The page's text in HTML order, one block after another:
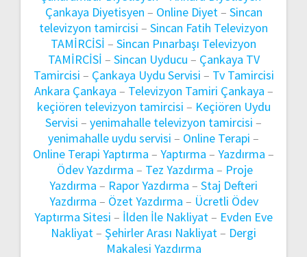
Çankaya Diyetisyen – Online Diyet– Sincan
televizyon tamircisi – Sincan Fatih Televizyon
TAMİRCİSİ – Sincan Pınarbaşı Televizyon
TAMİRCİSİ – Sincan Uyducu – Çankaya TV
Tamircisi – Çankaya Uydu Servisi – Tv Tamircisi
Ankara Çankaya – Televizyon Tamiri Çankaya –
keçiören televizyon tamircisi – Keçiören Uydu
Servisi – yenimahalle televizyon tamircisi –
yenimahalle uydu servisi – Online Terapi –
Online Terapi Yaptırma – Yaptırma – Yazdırma –
Ödev Yazdırma – Tez Yazdırma – Proje
Yazdırma – Rapor Yazdırma – Staj Defteri
Yazdırma – Özet Yazdırma – Ücretli Ödev
Yaptırma Sitesi – İlden İle Nakliyat– Evden Eve
Nakliyat– Şehirler Arası Nakliyat– Dergi
Makalesi Yazdırma